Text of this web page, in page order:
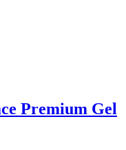
Premium Gel